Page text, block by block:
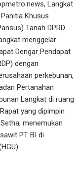
Langkat
Khusus
Tanah DPRD
menggelar
Dengar Pendapat
dengan
perkebunan,
Pertanahan
Langkat di ruang
yang dipimpin
menemukan
PT BI di